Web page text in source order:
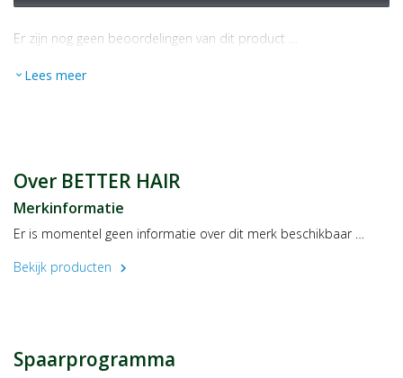
Er zijn nog geen beoordelingen van dit product …
expand_more Lees meer
Over BETTER HAIR
Merkinformatie
Er is momentel geen informatie over dit merk beschikbaar …
Bekijk producten
chevron_right
Spaarprogramma